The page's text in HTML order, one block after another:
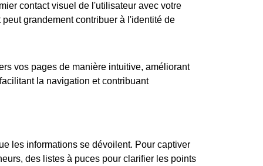
contact visuel de l'utilisateur avec votre
grandement contribuer à l'identité de
vos pages de manière intuitive, améliorant
la navigation et contribuant
les informations se dévoilent. Pour captiver
des listes à puces pour clarifier les points